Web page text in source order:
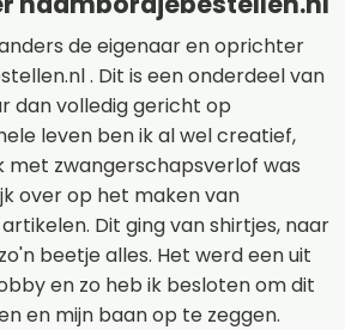
de eigenaar en oprichter
. Dit is een onderdeel van
dan volledig gericht op
leven ben ik al wel creatief,
met zwangerschapsverlof was
over op het maken van
Dit ging van shirtjes, naar
beetje alles. Het werd een uit
en zo heb ik besloten om dit
en mijn baan op te zeggen.